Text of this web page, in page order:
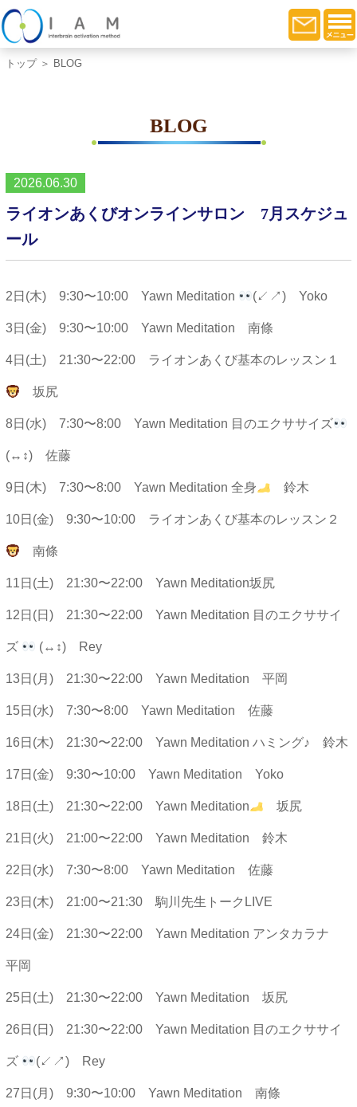
トップ＞ BLOG
BLOG
2026.06.30
ライオンあくびオンラインサロン 7月スケジュ
ール
2日(木) 9:30〜10:00 Yawn Meditation (↙︎↗︎) Yoko
3日(金) 9:30〜10:00 Yawn Meditation 南條
4日(土) 21:30〜22:00 ライオンあくび基本のレッスン１
坂尻
8日(水) 7:30〜8:00 Yawn Meditation 目のエクササイズ
(↔︎↕︎) 佐藤
9日(木) 7:30〜8:00 Yawn Meditation 全身 鈴木
10日(金) 9:30〜10:00 ライオンあくび基本のレッスン２
南條
11日(土) 21:30〜22:00 Yawn Meditation坂尻
12日(日) 21:30〜22:00 Yawn Meditation 目のエクササイ
ズ (↔︎↕︎) Rey
13日(月) 21:30〜22:00 Yawn Meditation 平岡
15日(水) 7:30〜8:00 Yawn Meditation 佐藤
16日(木) 21:30〜22:00 Yawn Meditation ハミング♪ 鈴木
17日(金) 9:30〜10:00 Yawn Meditation Yoko
18日(土) 21:30〜22:00 Yawn Meditation 坂尻
21日(火) 21:00〜22:00 Yawn Meditation 鈴木
22日(水) 7:30〜8:00 Yawn Meditation 佐藤
23日(木) 21:00〜21:30 駒川先生トークLIVE
24日(金) 21:30〜22:00 Yawn Meditation アンタカラナ
平岡
25日(土) 21:30〜22:00 Yawn Meditation 坂尻
26日(日) 21:30〜22:00 Yawn Meditation 目のエクササイ
ズ (↙︎↗︎) Rey
27日(月) 9:30〜10:00 Yawn Meditation 南條